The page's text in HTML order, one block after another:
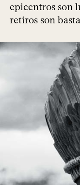
epicentros son
retiros son